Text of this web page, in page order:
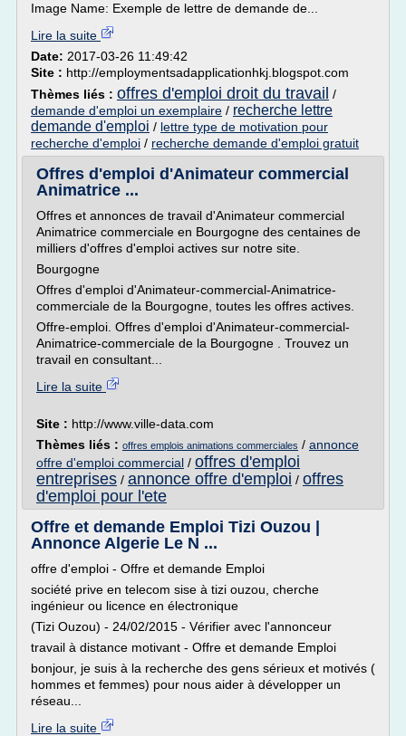
Image Name: Exemple de lettre de demande de...
Lire la suite
Date: 2017-03-26 11:49:42
Site : http://employmentsadapplicationhkj.blogspot.com
Thèmes liés : offres d'emploi droit du travail /
demande d'emploi un exemplaire / recherche lettre
demande d'emploi / lettre type de motivation pour
recherche d'emploi / recherche demande d'emploi gratuit
Offres d'emploi d'Animateur commercial
Animatrice ...
Offres et annonces de travail d'Animateur commercial
Animatrice commerciale en Bourgogne des centaines de
milliers d'offres d'emploi actives sur notre site.
Bourgogne
Offres d'emploi d'Animateur-commercial-Animatrice-
commerciale de la Bourgogne, toutes les offres actives.
Offre-emploi. Offres d'emploi d'Animateur-commercial-
Animatrice-commerciale de la Bourgogne . Trouvez un
travail en consultant...
Lire la suite
Site : http://www.ville-data.com
Thèmes liés : offres emplois animations commerciales / annonce
offre d'emploi commercial / offres d'emploi
entreprises / annonce offre d'emploi / offres
d'emploi pour l'ete
Offre et demande Emploi Tizi Ouzou |
Annonce Algerie Le N ...
offre d'emploi - Offre et demande Emploi
société prive en telecom sise à tizi ouzou, cherche
ingénieur ou licence en électronique
(Tizi Ouzou) - 24/02/2015 - Vérifier avec l'annonceur
travail à distance motivant - Offre et demande Emploi
bonjour, je suis à la recherche des gens sérieux et motivés (
hommes et femmes) pour nous aider à développer un
réseau...
Lire la suite